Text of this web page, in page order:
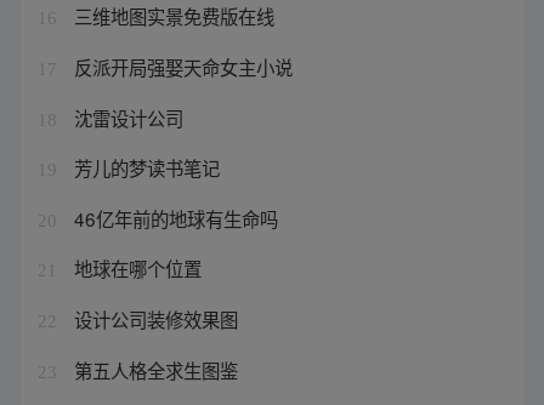
16 三维地图实景免费版在线
17 反派开局强娶天命女主小说
18 沈雷设计公司
19 芳儿的梦读书笔记
20 46亿年前的地球有生命吗
21 地球在哪个位置
22 设计公司装修效果图
23 第五人格全求生图鉴